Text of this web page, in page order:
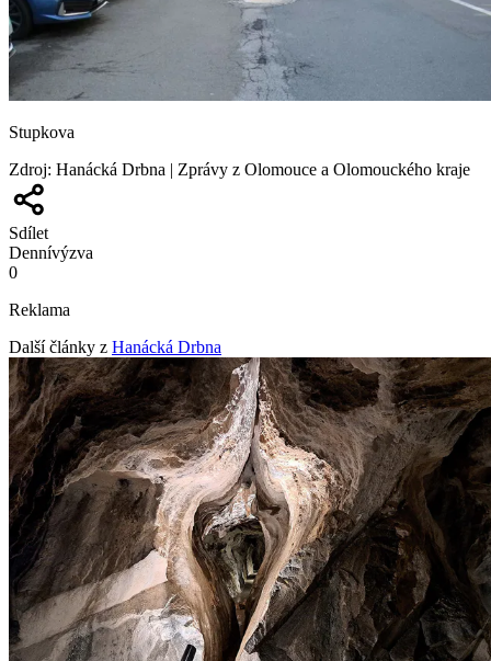
Stupkova
Zdroj: Hanácká Drbna | Zprávy z Olomouce a Olomouckého kraje
Sdílet
Dennívýzva
0
Reklama
Další články z Hanácká Drbna